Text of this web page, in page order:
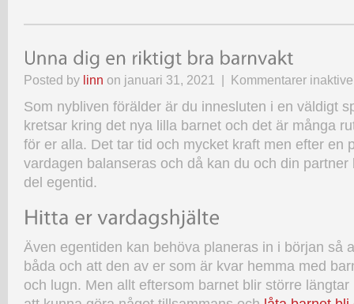
Posted by linn on januari 31, 2021 | Kommentarer
Som nybliven förälder är du innesluten i en väldigt
kretsar kring det nya lilla barnet och det är många
för er alla. Det tar tid och mycket kraft men efter en
vardagen balanseras och då kan du och din
del egentid.
Även egentiden kan behöva planeras in i början så
båda och att den av er som är kvar hemma med
och lugn. Men allt eftersom barnet blir större